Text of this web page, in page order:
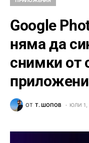
Google
няма да
снимки от
ОТ Т. ШОПОВ ЮЛИ 1,